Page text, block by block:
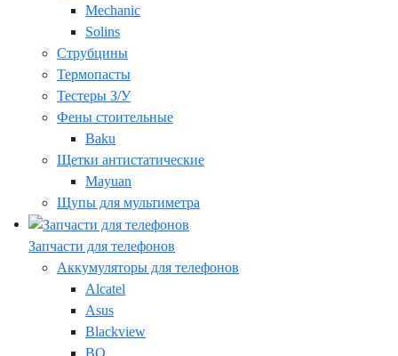
Mechanic
Solins
Струбцины
Термопасты
Тестеры З/У
Фены стоительные
Baku
Щетки антистатические
Mayuan
Щупы для мультиметра
Запчасти для телефонов
Аккумуляторы для телефонов
Alcatel
Asus
Blackview